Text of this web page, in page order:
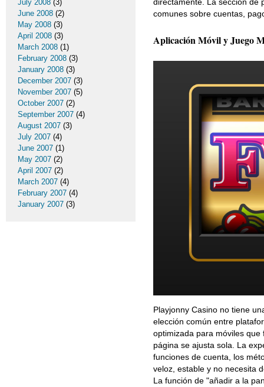
comunes sobre cuentas,
Aplicación Móvil y Juego
Playjonny Casino no tiene
elección común entre
optimizada para móviles
página se ajusta sola. La
funciones de cuenta, los
veloz, estable y no necesita
La función de "añadir a la
July 2008 (3)
June 2008 (2)
May 2008 (3)
April 2008 (3)
March 2008 (1)
February 2008 (3)
January 2008 (3)
December 2007 (3)
November 2007 (5)
October 2007 (2)
September 2007 (4)
August 2007 (3)
July 2007 (4)
June 2007 (1)
May 2007 (2)
April 2007 (2)
March 2007 (4)
February 2007 (4)
January 2007 (3)